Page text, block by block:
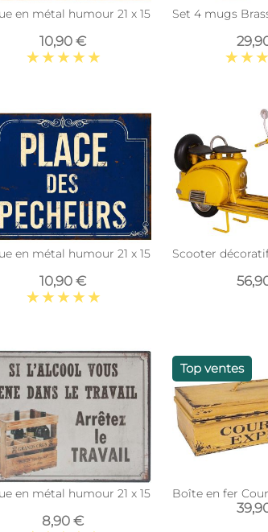
en métal humour 21 x 15 cm (Pisse heureux)
10,90 €
Set 4 mugs
en métal humour 21 x 15 cm (Place des
10,90 €
Scooter
en métal humour 21 x 15 cm (Si l'alcool vous
8,90 €
Top ventes
Boîte en fer